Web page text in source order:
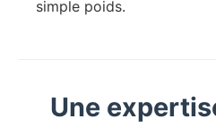
simple poids.
Une